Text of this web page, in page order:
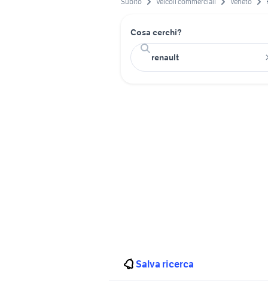
Cosa cerchi?
Salva ricerca